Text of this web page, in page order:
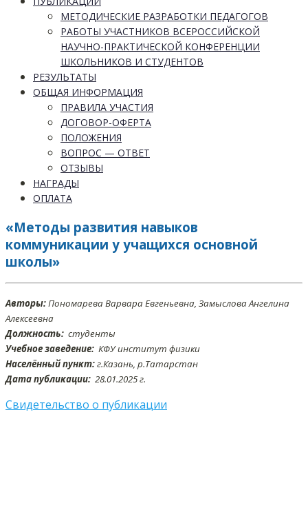
МЕТОДИЧЕСКИЕ РАЗРАБОТКИ ПЕДАГОГОВ
РАБОТЫ УЧАСТНИКОВ ВСЕРОССИЙСКОЙ
НАУЧНО-ПРАКТИЧЕСКОЙ КОНФЕРЕНЦИИ
ШКОЛЬНИКОВ И СТУДЕНТОВ
РЕЗУЛЬТАТЫ
ОБЩАЯ ИНФОРМАЦИЯ
ПРАВИЛА УЧАСТИЯ
ДОГОВОР-ОФЕРТА
ПОЛОЖЕНИЯ
ВОПРОС — ОТВЕТ
ОТЗЫВЫ
НАГРАДЫ
ОПЛАТА
«Методы развития навыков
коммуникации у учащихся основной
школы»
Авторы:Пономарева Варвара Евгеньевна, Замыслова Ангелина
Алексеевна
Должность: студенты
Учебное заведение: КФУ институт физики
Населённый пункт:г.Казань, р.Татарстан
Дата публикации: 28.01.2025 г.
Свидетельство о публикации